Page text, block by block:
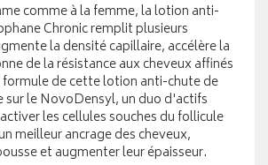
comme à la femme, la lotion anti-
Chronic remplit plusieurs
la densité capillaire, accélère la
de la résistance aux cheveux affinés
formule de cette lotion anti-chute de
sur le NovoDensyl, un duo d'actifs
les cellules souches du follicule
meilleur ancrage des cheveux,
et augmenter leur épaisseur.